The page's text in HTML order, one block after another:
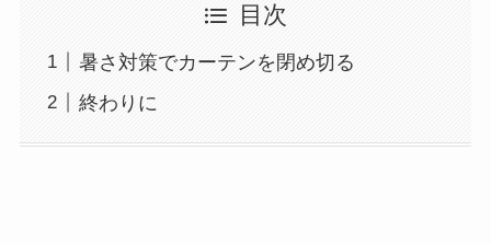
目次
暑さ対策でカーテンを閉め切る
終わりに